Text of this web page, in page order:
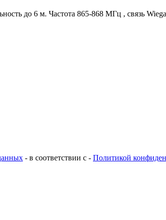
до 6 м. Частота 865-868 МГц , связь
- в соответствии с - Политикой